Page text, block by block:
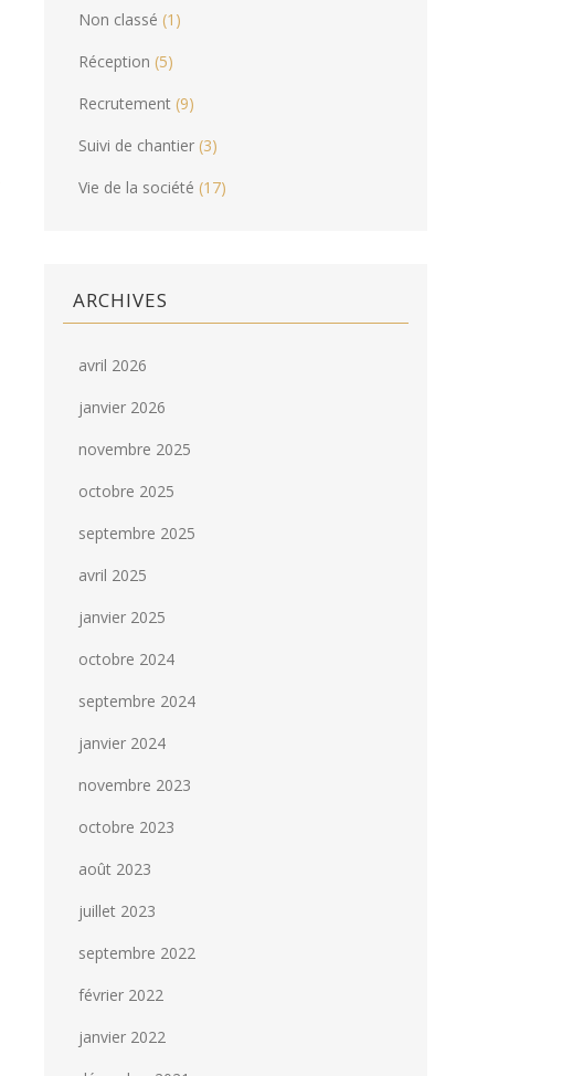
Non classé (1)
Réception (5)
Recrutement (9)
Suivi de chantier (3)
Vie de la société (17)
ARCHIVES
avril 2026
janvier 2026
novembre 2025
octobre 2025
septembre 2025
avril 2025
janvier 2025
octobre 2024
septembre 2024
janvier 2024
novembre 2023
octobre 2023
août 2023
juillet 2023
septembre 2022
février 2022
janvier 2022